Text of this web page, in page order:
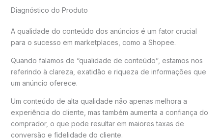
Diagnóstico do Produto
A qualidade do conteúdo dos anúncios é um fator crucial
para o sucesso em marketplaces, como a Shopee.
Quando falamos de “qualidade de conteúdo”, estamos nos
referindo à clareza, exatidão e riqueza de informações que
um anúncio oferece.
Um conteúdo de alta qualidade não apenas melhora a
experiência do cliente, mas também aumenta a confiança do
comprador, o que pode resultar em maiores taxas de
conversão e fidelidade do cliente.